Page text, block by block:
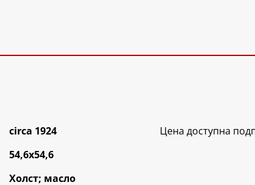
circa 1924
54,6х54,6
Холст; масло
Цена доступна